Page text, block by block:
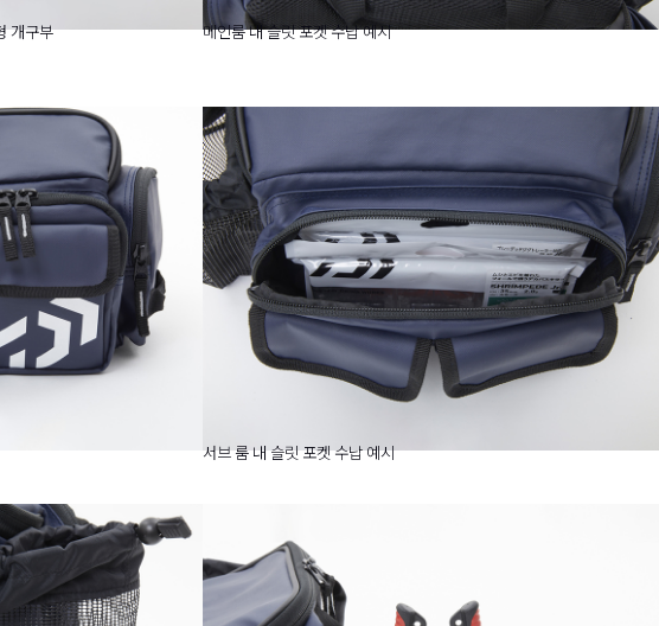
개구부 메인룸 내 슬릿 포켓 수납 예시
서브 룸 내 슬릿 포켓 수납 예시